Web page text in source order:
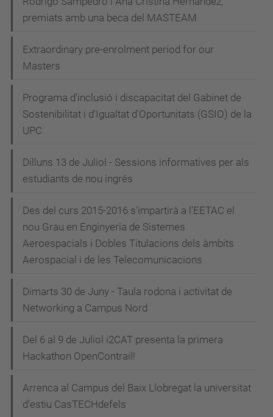
premiats amb una beca del MASTEAM
Extraordinary pre-enrolment period for our
Masters
Programa d'inclusió i discapacitat del Gabinet de
Sostenibilitat i d'Igualtat d'Oportunitats (GSIO) de la
UPC
Dilluns 13 de Juliol - Sessions informatives per als
estudiants de nou ingrés
Des del curs 2015-2016 s'impartirà a l'EETAC el
nou Grau en Enginyeria de Sistemes
Aeroespacials i Dobles Titulacions dels àmbits
Aerospacial i de les Telecomunicacions
Dimarts 30 de Juny - Taula rodona i activitat de
Networking a Campus Nord
Del 6 al 9 de Juliol i2CAT presenta la primera
Hackathon OpenContrail!
Arrenca al Campus del Baix Llobregat la universitat
d’estiu CasTECHdefels